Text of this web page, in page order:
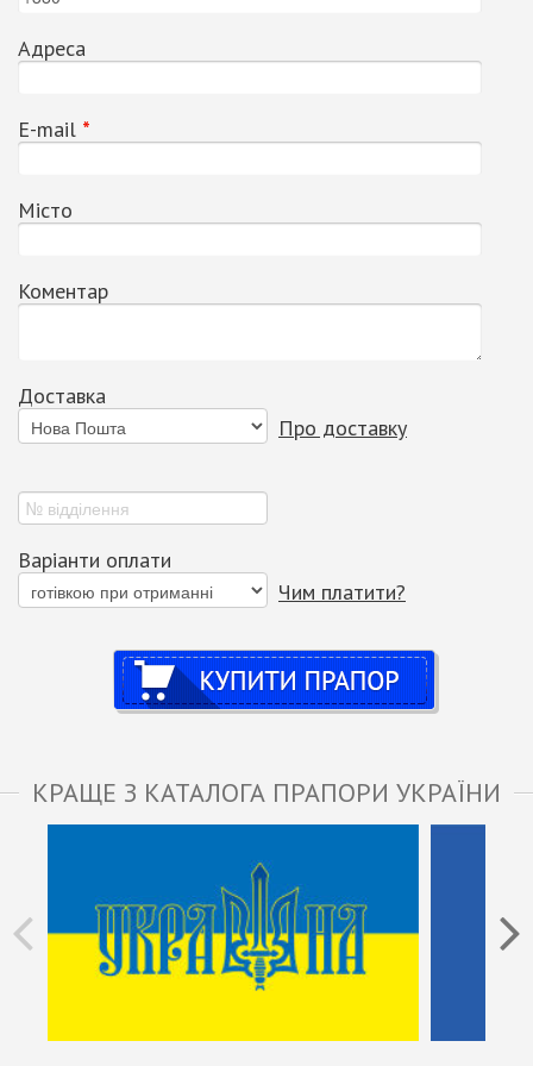
Адреса
Е-mail *
Місто
Коментар
Доставка
Про доставку
Варіанти оплати
Чим платити?
Купити
КРАЩЕ З КАТАЛОГА ПРАПОРИ УКРАЇНИ